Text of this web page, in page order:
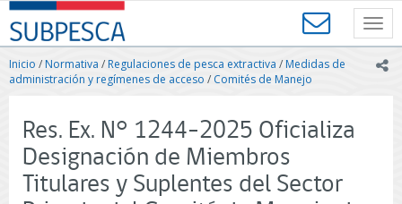
Contenido
principal
SUBPESCA
-
Subsecretaría
de
Acuicultura
-
Gobierno
Inicio /Normativa / Regulaciones de pesca extractiva / Medidas de
administración y regímenes de acceso / Comités de Manejo
Res. Ex. N° 1244-2025 Oficializa
Designación de Miembros
Titulares y Suplentes del Sector